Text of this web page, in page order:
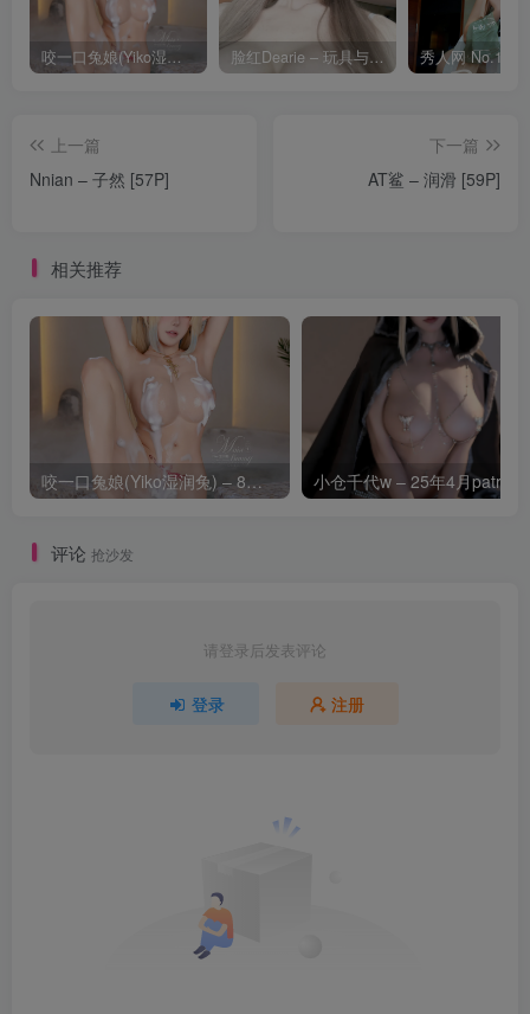
咬一口兔娘(Yiko湿润兔) – 8月 鸣潮-芙露德莉斯 [63P]
上一篇
Nnian – 子然 [57P]
下一篇
AT鲨 – 润滑 [59P]
相关推荐
咬一口兔娘(Yiko湿润兔) – 8月 鸣潮-芙露德莉斯 [63P]
评论 抢沙发
请登录后发表评论
登录 注册